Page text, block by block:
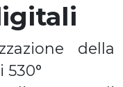
della